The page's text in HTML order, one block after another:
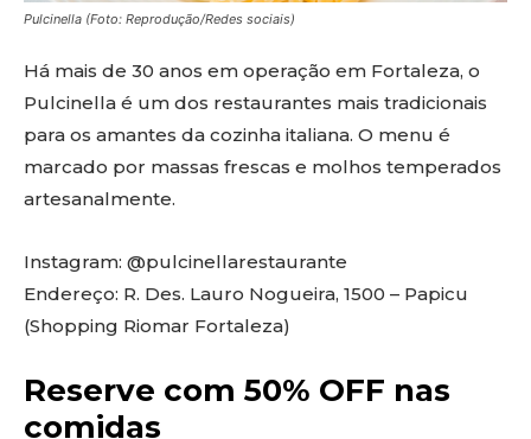
Pulcinella (Foto: Reprodução/Redes sociais)
Há mais de 30 anos em operação em Fortaleza, o
Pulcinella é um dos restaurantes mais tradicionais
para os amantes da cozinha italiana. O menu é
marcado por massas frescas e molhos temperados
artesanalmente.
Instagram: @pulcinellarestaurante
Endereço: R. Des. Lauro Nogueira, 1500 – Papicu
(Shopping Riomar Fortaleza)
Reserve com 50% OFF nas
comidas